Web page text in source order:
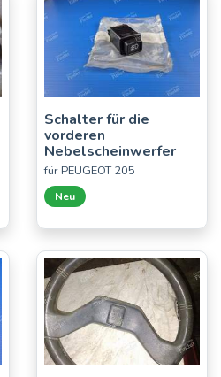
Schalter für die
vorderen
Nebelscheinwerfer
für PEUGEOT 205
Neu